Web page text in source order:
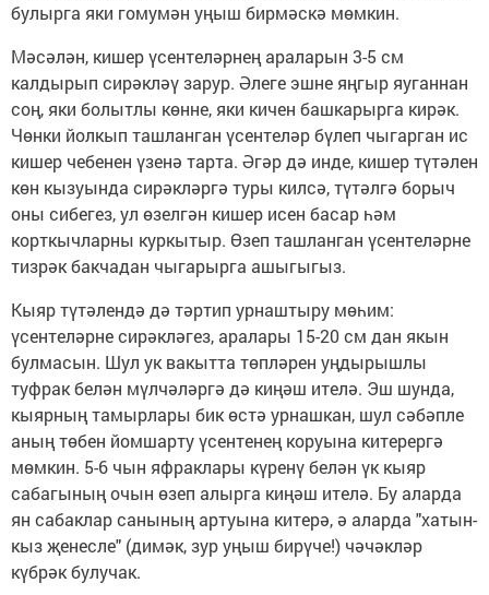
булырга яки гомумән уңыш бирмәскә мөмкин.
Мәсәлән, кишер үсентеләрнең араларын 3-5 см
калдырып сирәкләү зарур. Әлеге эшне яңгыр яуганнан
соң, яки болытлы көнне, яки кичен башкарырга кирәк.
Чөнки йолкып ташланган үсентеләр бүлеп чыгарган ис
кишер чебенен үзенә тарта. Әгәр дә инде, кишер түтәлен
көн кызуында сирәкләргә туры килсә, түтәлгә борыч
оны сибегез, ул өзелгән кишер исен басар һәм
корткычларны куркытыр. Өзеп ташланган үсентеләрне
тизрәк бакчадан чыгарырга ашыгыгыз.
Кыяр түтәлендә дә тәртип урнаштыру мөһим:
үсентеләрне сирәкләгез, аралары 15-20 см дан якын
булмасын. Шул ук вакытта төпләрен уңдырышлы
туфрак белән мүлчәләргә дә киңәш ителә. Эш шунда,
кыярның тамырлары бик өстә урнашкан, шул сәбәпле
аның төбен йомшарту үсентенең коруына китерергә
мөмкин. 5-6 чын яфраклары күренү белән үк кыяр
сабагының очын өзеп алырга киңәш ителә. Бу аларда
ян сабаклар санының артуына китерә, ә аларда "хатын-
кыз җенесле" (димәк, зур уңыш бирүче!) чәчәкләр
күбрәк булучак.